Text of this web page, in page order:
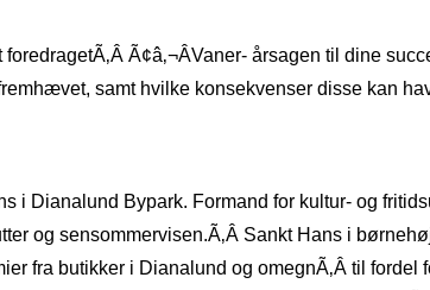
Ã¢â‚¬ÂVaner- årsagen til dine
samt hvilke konsekvenser disse kan
i Dianalund Bypark. Formand for kultur- og
og sensommervisen.Ã‚Â Sankt Hans i
fra butikker i Dianalund og omegnÃ‚Â til fordel